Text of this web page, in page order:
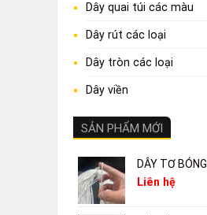
Dây quai túi các màu
Dây rút các loại
Dây tròn các loại
Dây viền
SẢN PHẨM MỚI
DÂY TƠ BÓNG
Liên hệ